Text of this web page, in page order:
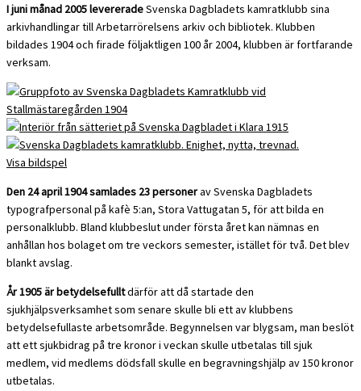
I juni månad 2005 levereradeSvenska Dagbladets kamratklubb sina
arkivhandlingar till Arbetarrörelsens arkiv och bibliotek. Klubben
bildades 1904 och firade följaktligen 100 år 2004, klubben är fortfarande
verksam.
Visa bildspel
Den 24 april 1904 samlades 23 personerav Svenska Dagbladets
typografpersonal på kafè 5:an, Stora Vattugatan 5, för att bilda en
personalklubb. Bland klubbeslut under första året kan nämnas en
anhållan hos bolaget om tre veckors semester, istället för två. Det blev
blankt avslag.
År 1905 är betydelsefulltdärför att då startade den
sjukhjälpsverksamhet som senare skulle bli ett av klubbens
betydelsefullaste arbetsområde. Begynnelsen var blygsam, man beslöt
att ett sjukbidrag på tre kronor i veckan skulle utbetalas till sjuk
medlem, vid medlems dödsfall skulle en begravningshjälp av 150 kronor
utbetalas.